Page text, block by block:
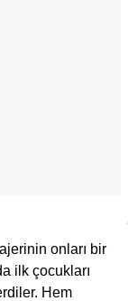
onları bir
ilk çocukları
Hem